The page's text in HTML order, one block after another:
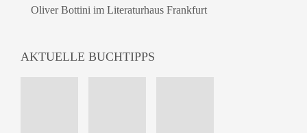
Oliver Bottini im Literaturhaus Frankfurt
AKTUELLE BUCHTIPPS